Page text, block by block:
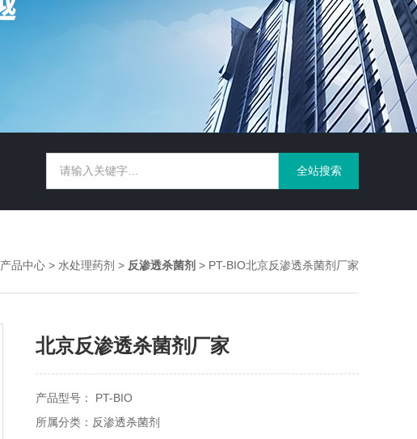
产品中心 > 水处理药剂 > 反渗透杀菌剂 > PT-BIO北京反渗透杀菌剂厂家
北京反渗透杀菌剂厂家
产品型号： PT-BIO
所属分类：反渗透杀菌剂